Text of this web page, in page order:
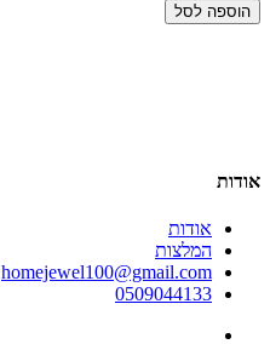
הוספה לסל
אודות
אודות
המלצות
homejewel100@gmail.com
0509044133